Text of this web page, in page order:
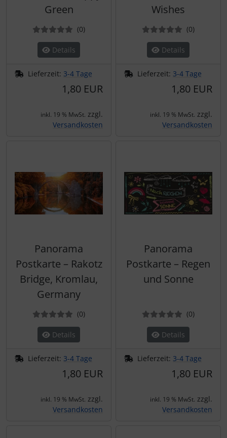
Green
(0Bewertungen
)
Details
Lieferzeit: 3-4 Tage
1,80 EUR
inkl. 19 % MwSt. zzgl.
Versandkosten
Wishes
(0)
Details
Lieferzeit: 3-4 Tage
1,80 EUR
inkl. 19 % MwSt. zzgl.
Versandkosten
Panorama
Postkarte – Rakotz
Bridge, Kromlau,
Germany
(0Bewertungen
)
Details
Lieferzeit: 3-4 Tage
1,80 EUR
inkl. 19 % MwSt. zzgl.
Versandkosten
Panorama
Postkarte – Regen
und Sonne
(0)
Details
Lieferzeit: 3-4 Tage
1,80 EUR
inkl. 19 % MwSt. zzgl.
Versandkosten